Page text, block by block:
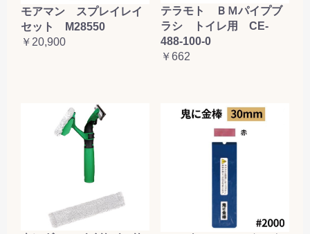
モアマン スプレイレイ
セット M28550
￥20,900
テラモト ＢＭパイプブ
ラシ トイレ用 CE-
488-100-0
￥662